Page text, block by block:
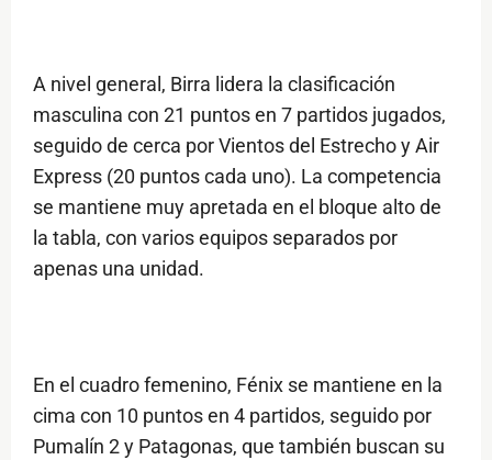
A nivel general, Birra lidera la clasificación
masculina con 21 puntos en 7 partidos jugados,
seguido de cerca por Vientos del Estrecho y Air
Express (20 puntos cada uno). La competencia
se mantiene muy apretada en el bloque alto de
la tabla, con varios equipos separados por
apenas una unidad.
En el cuadro femenino, Fénix se mantiene en la
cima con 10 puntos en 4 partidos, seguido por
Pumalín 2 y Patagonas, que también buscan su